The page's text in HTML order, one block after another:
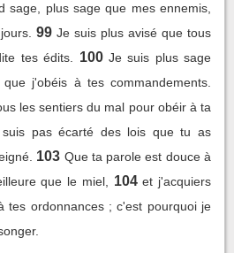
sage, plus sage que mes ennemis,
99 Je suis plus avisé que tous
tes édits.
100 Je suis plus sage
j'obéis à tes commandements.
les sentiers du mal pour obéir à ta
pas écarté des lois que tu as
103 Que ta parole est douce à
que le miel,
104 et j'acquiers
tes ordonnances ; c'est pourquoi je